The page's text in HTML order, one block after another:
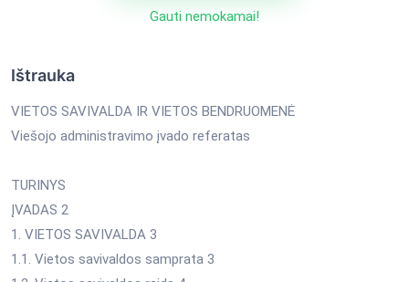
Gauti nemokamai!
Ištrauka
VIETOS SAVIVALDA IR VIETOS BENDRUOMENĖ
Viešojo administravimo įvado referatas
TURINYS
ĮVADAS 2
1. VIETOS SAVIVALDA 3
1.1. Vietos savivaldos samprata 3